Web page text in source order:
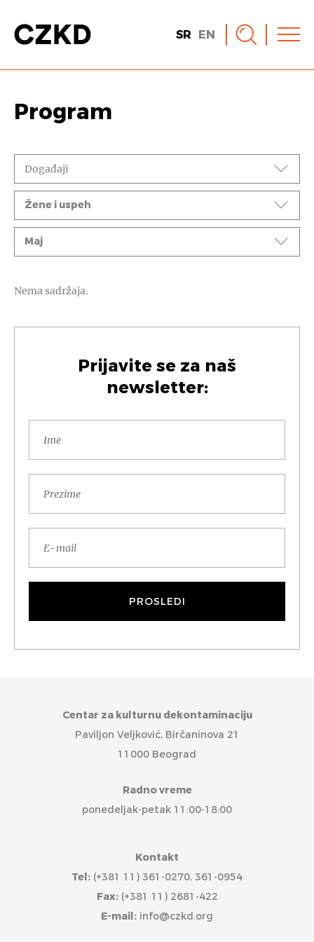
SR EN
Program
Događaji
Ciklusi
Žene i uspeh
Mesec
Maj
Nema sadržaja.
Prijavite se za naš
newsletter:
Centar za kulturnu dekontaminaciju
Paviljon Veljković, Birčaninova 21
11000 Beograd
Radno vreme
ponedeljak-petak 11:00-18:00
Kontakt
Tel: (+381 11) 361-0270, 361-0954
Fax:(+381 11) 2681-422
E-mail: info@czkd.org